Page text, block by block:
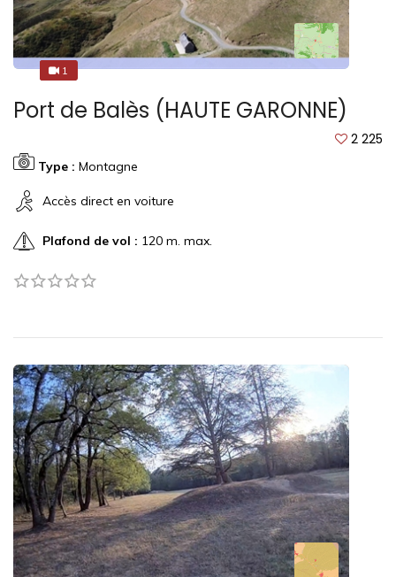
11
Port de Balès (HAUTE GARONNE)
2 225
Type : Montagne
Accès direct en voiture
Plafond de vol : 120 m. max.